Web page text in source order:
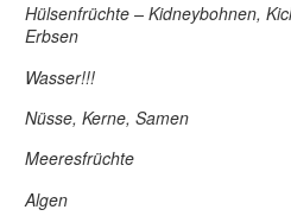
Hülsenfrüchte – Kidneybohnen,
Erbsen
Wasser!!!
Nüsse, Kerne, Samen
Meeresfrüchte
Algen